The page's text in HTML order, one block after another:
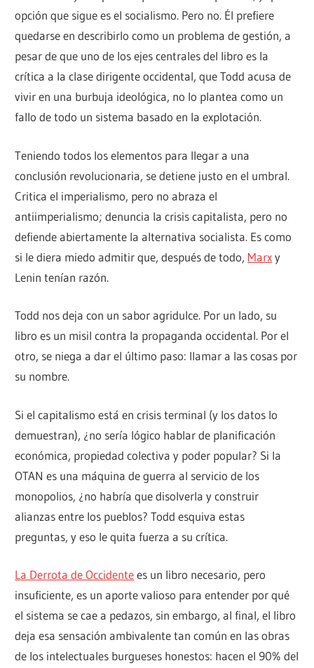
opción que sigue es el socialismo. Pero no. Él prefiere
quedarse en describirlo como un problema de gestión, a
pesar de que uno de los ejes centrales del libro es la
crítica a la clase dirigente occidental, que Todd acusa de
vivir en una burbuja ideológica, no lo plantea como un
fallo de todo un sistema basado en la explotación.
Teniendo todos los elementos para llegar a una
conclusión revolucionaria, se detiene justo en el umbral.
Critica el imperialismo, pero no abraza el
antiimperialismo; denuncia la crisis capitalista, pero no
defiende abiertamente la alternativa socialista. Es como
si le diera miedo admitir que, después de todo, Marxy
Lenin tenían razón.
Todd nos deja con un sabor agridulce. Por un lado, su
libro es un misil contra la propaganda occidental. Por el
otro, se niega a dar el último paso: llamar a las cosas por
su nombre.
Si el capitalismo está en crisis terminal (y los datos lo
demuestran), ¿no sería lógico hablar de planificación
económica, propiedad colectiva y poder popular? Si la
OTAN es una máquina de guerra al servicio de los
monopolios, ¿no habría que disolverla y construir
alianzas entre los pueblos? Todd esquiva estas
preguntas, y eso le quita fuerza a su crítica.
La Derrota de Occidentees un libro necesario, pero
insuficiente, es un aporte valioso para entender por qué
el sistema se cae a pedazos, sin embargo, al final, el libro
deja esa sensación ambivalente tan común en las obras
de los intelectuales burgueses honestos: hacen el 90% del